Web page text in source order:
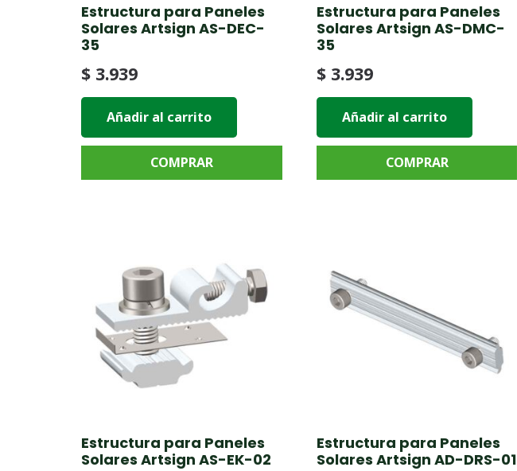
Estructura para Paneles
Solares Artsign AS-DEC-
35
$ 3.939
Añadir al carrito
COMPRAR
Estructura para Paneles
Solares Artsign AS-DMC-
35
$3.939
Añadir al carrito
COMPRAR
Estructura para Paneles
Solares Artsign AS-EK-02
Estructura para Paneles
Solares Artsign AD-DRS-01